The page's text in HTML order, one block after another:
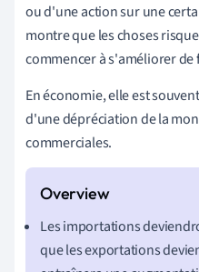
ou d'une action sur une
montre que les choses
commencer à s'améliorer de
En économie, elle est
d'une dépréciation de la
commerciales.
Les importations
que les exportations